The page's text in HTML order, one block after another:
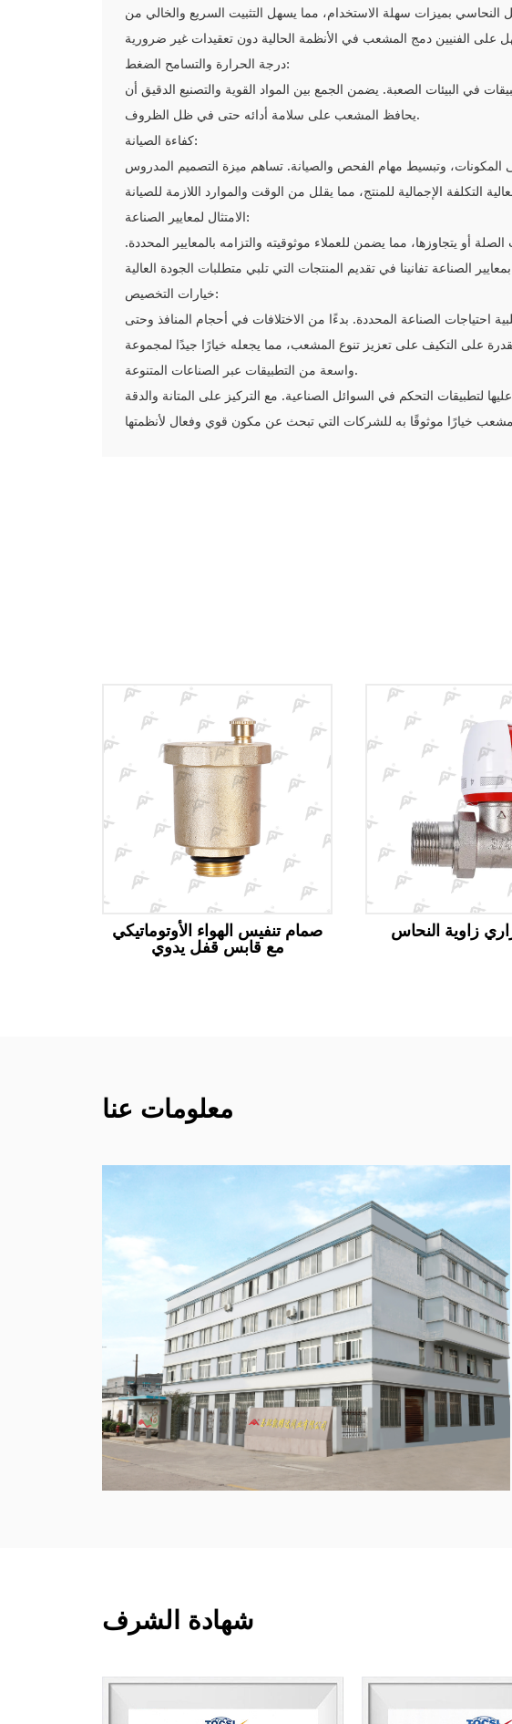
بميزات سهلة الاستخدام، مما يسهل التثبيت السريع والخالي من
درجة الحرارة والتسامح الضغط:
في البيئات الصعبة. يضمن الجمع بين المواد القوية والتصنيع الدقيق أن
يحافظ المشعب على سلامة أدائه حتى في ظل الظروف.
كفاءة الصيانة:
المكونات، وتبسيط مهام الفحص والصيانة. تساهم ميزة التصميم المدروس
الامتثال لمعايير الصناعة:
أو يتجاوزها، مما يضمن للعملاء موثوقيته والتزامه بالمعايير المحددة.
خيارات التخصيص:
احتياجات الصناعة المحددة. بدءًا من الاختلافات في أحجام المنافذ وحتى
على التكيف على تعزيز تنوع المشعب، مما يجعله خيارًا جيدًا لمجموعة
واسعة من التطبيقات عبر الصناعات المتنوعة.
لتطبيقات التحكم في السوائل الصناعية. مع التركيز على المتانة والدقة
صمام تنفيس الهواء الأوتوماتيكي
مع قابس قفل يدوي
زاوية النحاس
معلومات عنا
شهادة الشرف